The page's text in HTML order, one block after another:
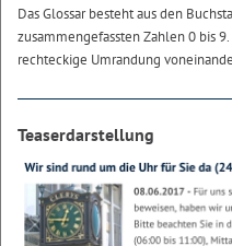
Das Glossar besteht aus den
zusammengefassten Zahlen 0 bis
rechteckige Umrandung
Teaserdarstellung